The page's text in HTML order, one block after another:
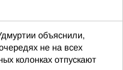
объяснили,
не на всех
колонках отпускают